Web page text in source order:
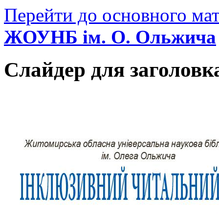
Перейти до основного
ЖОУНБ ім. О. Ольжича
Слайдер для